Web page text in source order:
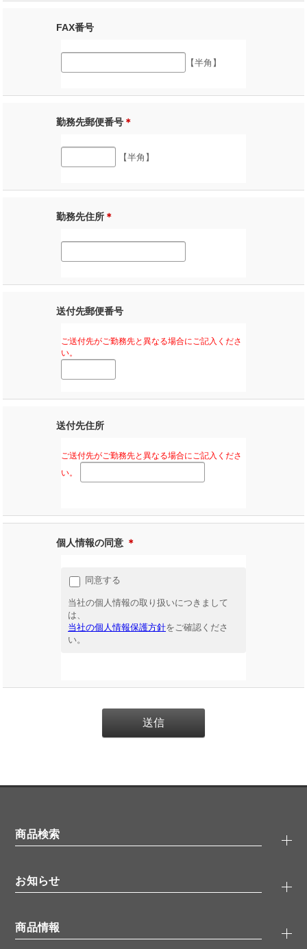
FAX番号
【半角】
勤務先郵便番号＊
【半角】
勤務先住所＊
送付先郵便番号
ご送付先がご勤務先と異なる場合にご記入くださ
い。
送付先住所
ご送付先がご勤務先と異なる場合にご記入くださ
い。
個人情報の同意 ＊
同意する
当社の個人情報の取り扱いにつきまして
は、
当社の個人情報保護方針をご確認くださ
い。
商品検索
タンパク質検索
ELISA/ELISpot検索
品番検索
お知らせ
無料サンプル
商品情報